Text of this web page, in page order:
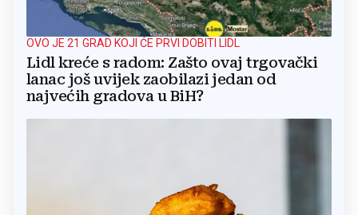
OVO JE 21 GRAD KOJI ĆE PRVI DOBITI LIDL
Lidl kreće s radom: Zašto ovaj trgovački
lanac još uvijek zaobilazi jedan od
najvećih gradova u BiH?